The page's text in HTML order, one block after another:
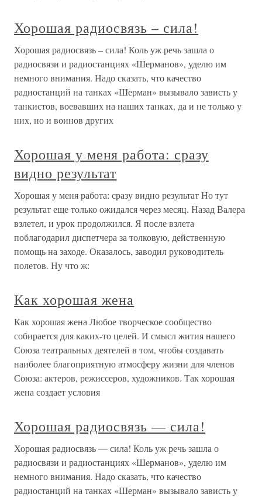
Хорошая радиосвязь – сила!
Хорошая радиосвязь – сила! Коль уж речь зашла о
радиосвязи и радиостанциях «Шерманов», уделю им
немного внимания. Надо сказать, что качество
радиостанций на танках «Шерман» вызывало зависть у
танкистов, воевавших на наших танках, да и не только у
них, но и воинов других
Хорошая у меня работа: сразу
видно результат
Хорошая у меня работа: сразу видно результат Но тут
результат еще только ожидался через месяц. Назад Валера
взлетел, и урок продолжился. Я после взлета
поблагодарил диспетчера за толковую, действенную
помощь на заходе. Оказалось, заводил руководитель
полетов. Ну что ж:
Как хорошая жена
Как хорошая жена Любое творческое сообщество
собирается для каких-то целей. И смысл жития нашего
Союза театральных деятелей в том, чтобы создавать
наиболее благоприятную атмосферу жизни для членов
Союза: актеров, режиссеров, художников. Так хорошая
жена создает условия
Хорошая радиосвязь — сила!
Хорошая радиосвязь — сила! Коль уж речь зашла о
радиосвязи и радиостанциях «Шерманов», уделю им
немного внимания. Надо сказать, что качество
радиостанций на танках «Шерман» вызывало зависть у